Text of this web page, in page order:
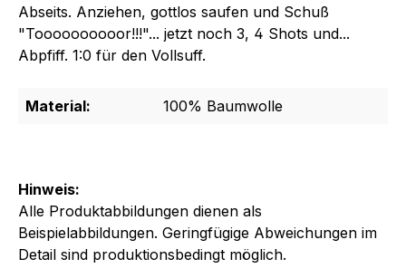
Hinweis:
Alle Produktabbildungen dienen als
Beispielabbildungen. Geringfügige Abweichungen im
Detail sind produktionsbedingt möglich.
Abseits. Anziehen, gottlos saufen und Schuß
"Toooooooooor!!!"... jetzt noch 3, 4 Shots und...
Abpfiff. 1:0 für den Vollsuff.
Material: 100% Baumwolle